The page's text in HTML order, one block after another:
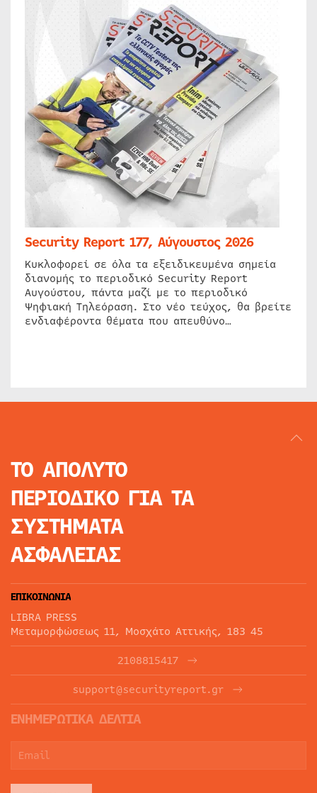
Security Report 177, Αύγουστος 2026
Κυκλοφορεί σε όλα τα εξειδικευμένα σημεία
διανομής το περιοδικό Security Report
Αυγούστου, πάντα μαζί με το περιοδικό
Ψηφιακή Τηλεόραση. Στο νέο τεύχος, θα βρείτε
ενδιαφέροντα θέματα που απευθύνο…
ΤΟ ΑΠΟΛΥΤΟ
ΠΕΡΙΟΔΙΚΟ ΓΙΑ ΤΑ
ΣΥΣΤΗΜΑΤΑ
ΑΣΦΑΛΕΙΑΣ
ΕΠΙΚΟΙΝΩΝΙΑ
LIBRA PRESS
Μεταμορφώσεως 11, Μοσχάτο Αττικής, 183 45
2108815417
support@securityreport.gr
ΕΝΗΜΕΡΩΤΙΚΑ ΔΕΛΤΙΑ